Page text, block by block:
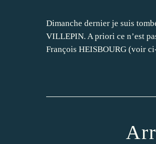
Dimanche dernier je suis
VILLEPIN. A priori ce n’est
François HEISBOURG (voir